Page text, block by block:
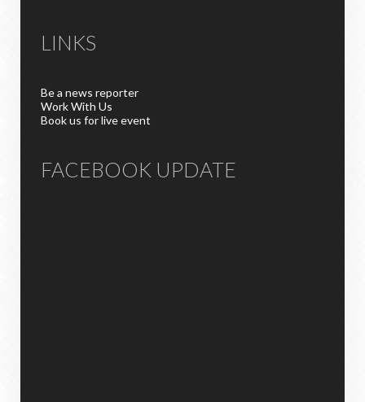
LINKS
Be a news reporter
Work With Us
Book us for live event
FACEBOOK UPDATE